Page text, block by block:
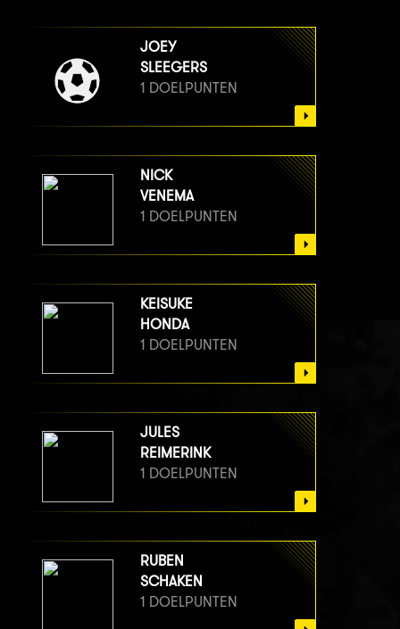
JOEY
SLEEGERS
1 DOELPUNTEN
NICK
VENEMA
1 DOELPUNTEN
KEISUKE
HONDA
1 DOELPUNTEN
JULES
REIMERINK
1 DOELPUNTEN
RUBEN
SCHAKEN
1 DOELPUNTEN